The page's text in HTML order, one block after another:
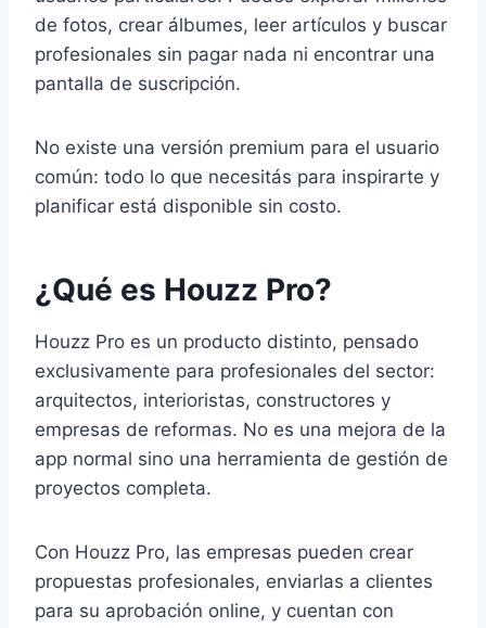
de fotos, crear álbumes, leer artículos y buscar
profesionales sin pagar nada ni encontrar una
pantalla de suscripción.
No existe una versión premium para el usuario
común: todo lo que necesitás para inspirarte y
planificar está disponible sin costo.
¿Qué es Houzz Pro?
Houzz Pro es un producto distinto, pensado
exclusivamente para profesionales del sector:
arquitectos, interioristas, constructores y
empresas de reformas. No es una mejora de la
app normal sino una herramienta de gestión de
proyectos completa.
Con Houzz Pro, las empresas pueden crear
propuestas profesionales, enviarlas a clientes
para su aprobación online, y cuentan con